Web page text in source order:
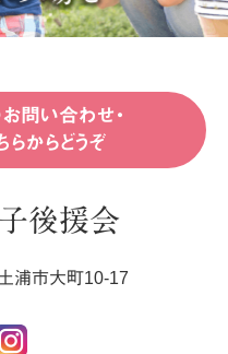
問い合わせ・
からどうぞ
子後援会
土浦市大町10-17